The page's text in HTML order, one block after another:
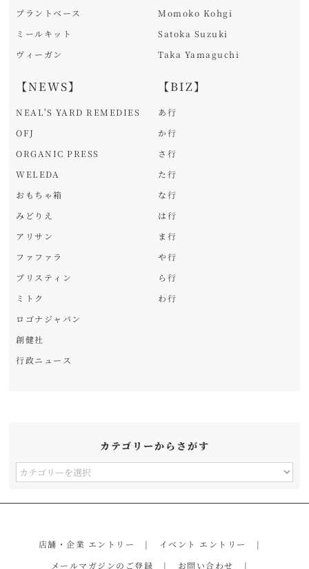
プラントベース
ミールキット
ヴィーガン
【NEWS】
NEAL'S YARD REMEDIES
OFJ
ORGANIC PRESS
WELEDA
おもちゃ箱
みどりえ
アリサン
ファファラ
プリスティン
ミトク
ロゴナジャパン
創健社
行政ニュース
Momoko Kohgi
Satoka Suzuki
Taka Yamaguchi
【BIZ】
あ行
か行
さ行
た行
な行
は行
ま行
や行
ら行
わ行
カテゴリーからさがす
カ
店舗・企業 エントリー
イベント エントリー
メールマガジンのご登録
お問い合わせ